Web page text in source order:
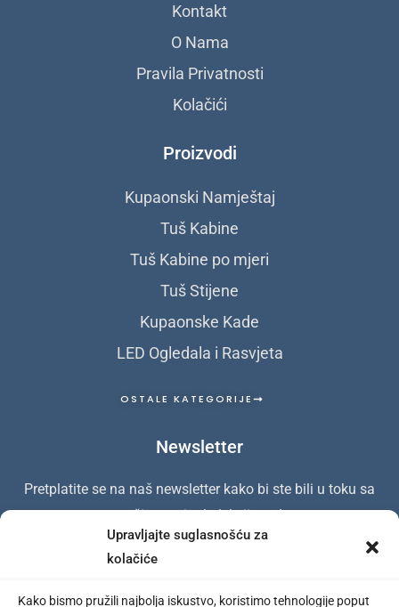
Upravljajte suglasnošću za
kolačiće
Kako bismo pružili najbolja iskustvo, koristimo tehnologije poput
Kontakt
O Nama
Pravila Privatnosti
Kolačići
Proizvodi
Kupaonski Namještaj
Tuš Kabine
Tuš Kabine po mjeri
Tuš Stijene
Kupaonske Kade
LED Ogledala i Rasvjeta
OSTALE KATEGORIJE
Newsletter
Pretplatite se na naš newsletter kako bi ste bili u toku sa
našim novim kolekcijama!